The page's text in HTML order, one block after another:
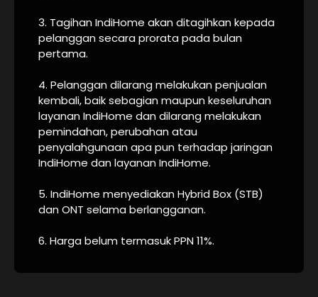
3. Tagihan IndiHome akan ditagihkan kepada
pelanggan secara prorata pada bulan
pertama.
4. Pelanggan dilarang melakukan penjualan
kembali, baik sebagian maupun keseluruhan
layanan IndiHome dan dilarang melakukan
pemindahan, perubahan atau
penyalahgunaan apa pun terhadap jaringan
IndiHome dan layanan IndiHome.
5. IndiHome menyediakan Hybrid Box (STB)
dan ONT selama berlangganan.
6. Harga belum termasuk PPN 11%.